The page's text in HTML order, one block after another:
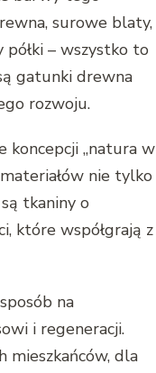
surowe blaty,
– wszystko to
gatunki drewna
rozwoju.
koncepcji „natura w
nie tylko
tkaniny o
które współgrają z
na
i regeneracji.
mieszkańców, dla